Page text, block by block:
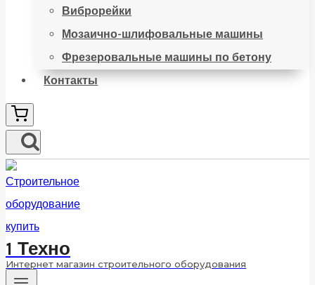
Виброрейки
Мозаично-шлифовальные машины
Фрезеровальные машины по бетону
Контакты
1 Техно
Интернет магазин строительного оборудования